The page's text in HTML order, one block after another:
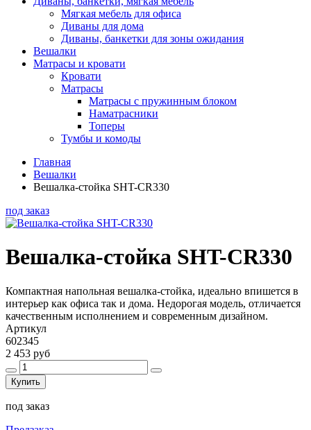
Мягкая мебель для офиса
Диваны для дома
Диваны, банкетки для зоны ожидания
Вешалки
Матрасы и кровати
Кровати
Матрасы
Матрасы с пружинным блоком
Наматрасники
Топеры
Тумбы и комоды
Главная
Вешалки
Вешалка-стойка SHT-CR330
под заказ
Вешалка-стойка SHT-CR330
Компактная напольная вешалка-стойка, идеально впишется в
интерьер как офиса так и дома. Недорогая модель, отличается
качественным исполнением и современным дизайном.
Артикул
602345
2 453 руб
Купить
под заказ